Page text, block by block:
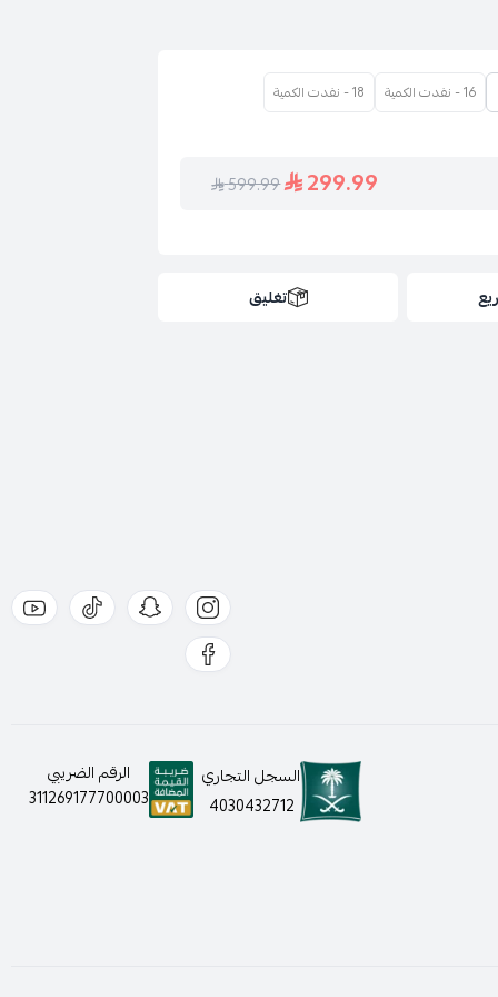
16 - نفدت الكمية 18 - نفدت الكمية
299.99
599.99
تغليق
السجل التجاري
4030432712
الرقم الضريبي
311269177700003